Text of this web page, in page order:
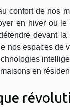
confort de nos
en hiver ou
devant
espaces de
en